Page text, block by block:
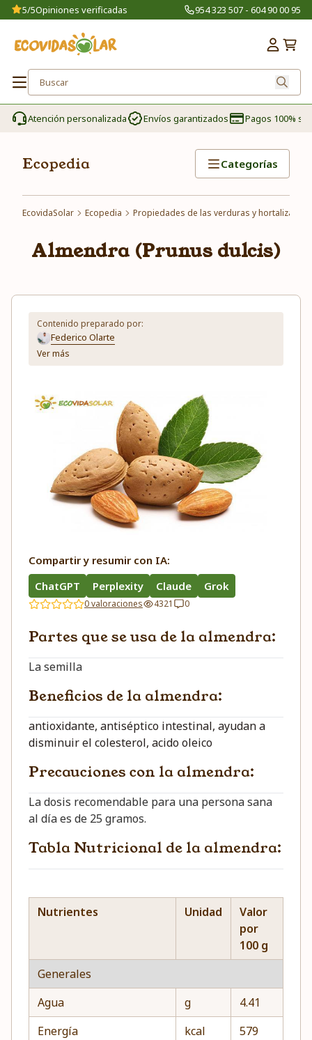
5/5Opiniones verificadas 954 323 507 - 604 90 00 95
Atención personalizada Envíos garantizados Pagos 100%
Ecopedia Categorías
EcovidaSolar Ecopedia Propiedades de las verduras y hortalizas
Almendra (Prunus dulcis)
Contenido preparado por:
Federico Olarte
Ver más
Compartir y resumir con IA:
ChatGPT
Perplexity Claude Grok
0 valoraciones 4321 0
Partes que se usa de la almendra:
La semilla
Beneficios de la almendra:
antioxidante, antiséptico intestinal, ayudan a
disminuir el colesterol, acido oleico
Precauciones con la almendra:
La dosis recomendable para una persona sana
al día es de 25 gramos.
Tabla Nutricional de la almendra:
Nutrientes Unidad
Valor
por
100 g
Generales
Agua
g
4.41
Energía
kcal
579